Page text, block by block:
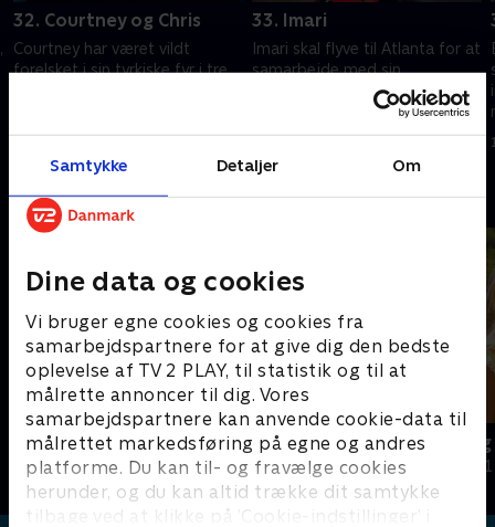
Samtykke Detaljer Om
Dine data og cookies
Vi bruger egne cookies og cookies fra
samarbejdspartnere for at give dig den bedste
oplevelse af TV 2 PLAY, til statistik og til at
målrette annoncer til dig. Vores
samarbejdspartnere kan anvende cookie-data til
målrettet markedsføring på egne og andres
platforme. Du kan til- og fravælge cookies
herunder, og du kan altid trække dit samtykke
tilbage ved at klikke på ’Cookie-indstillinger’ i
32. Courtney og Chris
Courtney har været vildt
forelsket i sin tyrkiske fyr i tre
bare er en fantasi.
33. Imari
Imari skal flyve til Atlanta for at
samarbejde med sin
musikmentor fra nettet, men
denne 'mentor' har været med
i programmet før som en
Andre så også
Drugged i nattelivet
Dokumentar • 1 sæsoner
Ibiza dag
Dokumentar •